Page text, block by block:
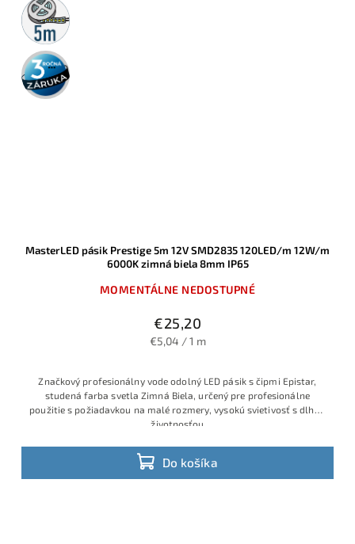
5m
rolka
3 roky
záruka
MasterLED pásik Prestige 5m 12V SMD2835 120LED/m 12W/m
6000K zimná biela 8mm IP65
MOMENTÁLNE NEDOSTUPNÉ
€25,20
€5,04 / 1 m
Do košíka
Značkový profesionálny vode odolný LED pásik s čipmi Epistar,
studená farba svetla Zimná Biela, určený pre profesionálne
použitie s požiadavkou na malé rozmery, vysokú svietivosť s dlhou
životnosťou